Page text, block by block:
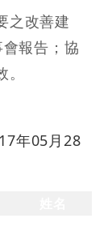
之改善建
報告；協
年05月28